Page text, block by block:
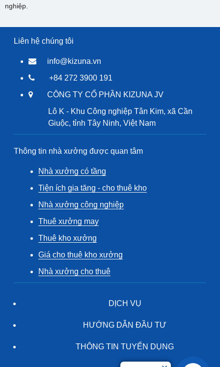
nghiệp.
Liên hệ chúng tôi
info@kizuna.vn
+84 272 3900 191
CÔNG TY CỔ PHẦN KIZUNA JV
Lô K - Khu Công nghiệp Tân Kim, xã Cần
Giuộc, tỉnh Tây Ninh, Việt Nam
Thông tin nhà xưởng được quan tâm
Nhà xưởng có tầng
Tiện ích gia tăng - cho thuê kho
Nhà xưởng công nghiệp
Thuê xưởng may
Thuê kho xưởng
Giá cho thuê kho xưởng
Nhà xưởng cho thuê
DỊCH VỤ
HƯỚNG DẪN ĐẦU TƯ
THÔNG TIN TUYỂN DỤNG